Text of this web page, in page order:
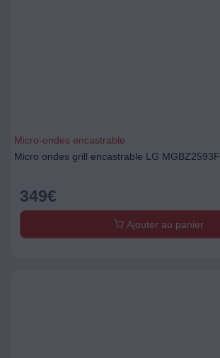
Micro-ondes encastrable
Micro ondes grill encastrable LG MGBZ2593F
349€
Ajouter au panier